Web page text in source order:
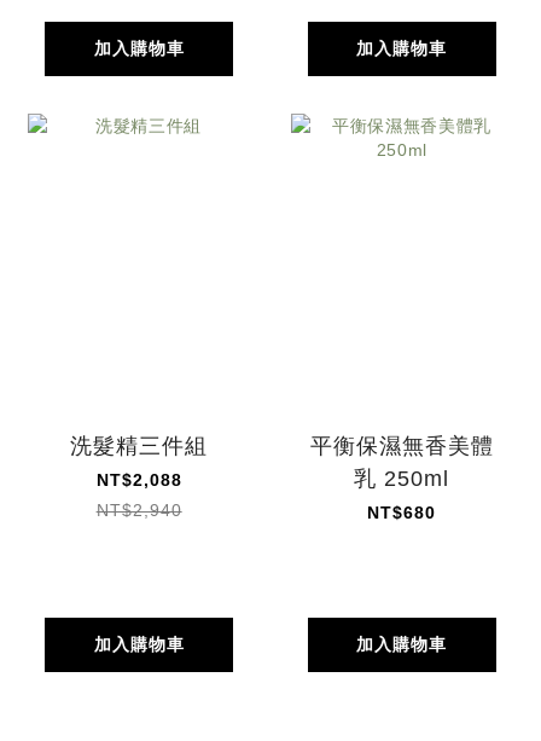
加入購物車 加入購物車
洗髮精三件組
NT$2,088
NT$2,940
加入購物車
平衡保濕無香美體
乳 250ml
NT$680
加入購物車